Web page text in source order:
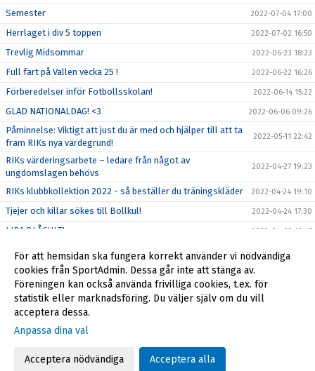
Semester 2022-07-04 17:00
Herrlaget i div 5 toppen 2022-07-02 16:50
Trevlig Midsommar 2022-06-23 18:23
Full fart på Vallen vecka 25 ! 2022-06-22 16:26
Förberedelser inför Fotbollsskolan! 2022-06-14 15:22
GLAD NATIONALDAG! <3 2022-06-06 09:26
Påminnelse: Viktigt att just du är med och hjälper till att ta
fram RIKs nya värdegrund!
2022-05-11 22:42
RIKs värderingsarbete – ledare från något av
ungdomslagen behövs
2022-04-27 19:23
RIKs klubbkollektion 2022 - så beställer du träningskläder 2022-04-24 19:10
Tjejer och killar sökes till Bollkul! 2022-04-24 17:30
LIRA BLÅGULT! 2022-04-03 12:45
Glöm inte stödja Föreningen när du handlar! :D 2022-03-11 14:09
Välkomna till vår nya hemsida! 2022-02-24 08:33
Feriearbetare 2022-02-22 08:30
Gå till Webbversion
För att hemsidan ska fungera korrekt använder vi nödvändiga
cookies från SportAdmin. Dessa går inte att stänga av.
Föreningen kan också använda frivilliga cookies, t.ex. för
statistik eller marknadsföring. Du väljer själv om du vill
acceptera dessa.
Anpassa dina val
Acceptera nödvändiga Acceptera alla